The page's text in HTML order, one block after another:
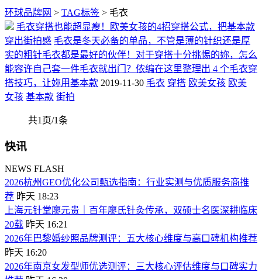
环球品牌网 > TAG标签 > 毛衣
毛衣穿搭也能超显瘦！欧美女孩的4招穿搭公式，把基本款
穿出街拍感 毛衣是冬天必备的单品，不管是薄的针织还是厚
实的粗针毛衣都是最好的伙伴！对于穿搭十分挑惕的妳，怎么
能容许自己套一件毛衣就出门？侬编在这里整理出 4 个毛衣穿
搭技巧，让妳用基本款 2019-11-30 毛衣 穿搭 欧美女孩 欧美
女孩 基本款 街拍
共1页/1条
快讯
NEWS FLASH
​2026杭州GEO优化公司甄选指南：行业实测与优质服务商推
荐 昨天 18:23
上海元针堂廖元贵｜百年廖氏针灸传承，双硕士名医深耕临床
20载 昨天 16:21
2026年巴黎婚纱照品牌测评：五大核心维度与高口碑机构推荐
昨天 16:20
​2026年南京女发型师优选测评：三大核心评估维度与口碑实力